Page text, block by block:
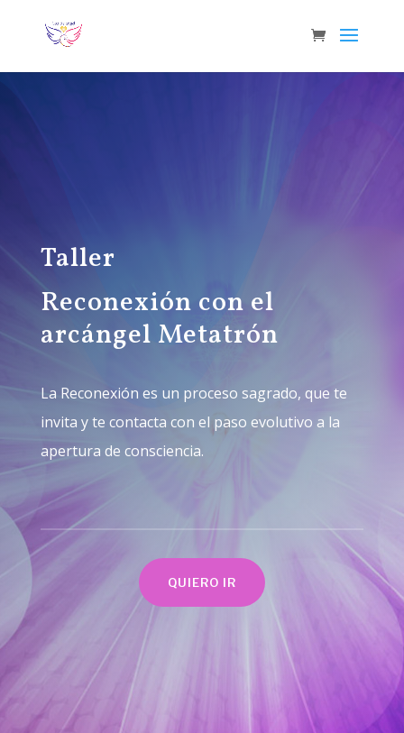
Taller
Reconexión con el
arcángel Metatrón
La Reconexión es un proceso sagrado, que te
invita y te contacta con el paso evolutivo a la
apertura de consciencia.
QUIERO IR